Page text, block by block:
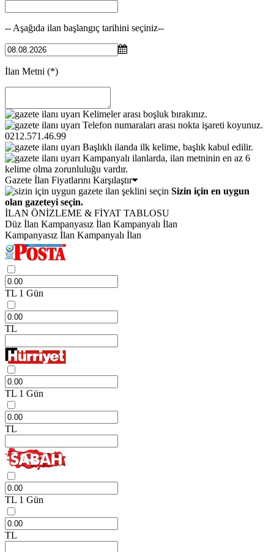
-- Aşağıda ilan başlangıç tarihini seçiniz--
İlan Metni (*)
Kelimeler arası boşluk bırakınız.
Telefon numaraları arası nokta işareti koyunuz.
0212.571.46.99
Başlıklı ilanda ilk kelime, başlık kabul edilir.
Kampanyalı ilanlarda, ilan metninin en az 6
kelime olma zorunluluğu vardır.
Gazete İlan Fiyatlarını Karşılaştır
Sizin için en uygun
olan gazeteyi seçin.
İLAN ÖNİZLEME & FİYAT TABLOSU
Düz İlan Kampanyasız İlan Kampanyalı İlan
Kampanyasız İlan Kampanyalı İlan
TL 1 Gün
TL
TL 1 Gün
TL
TL 1 Gün
TL